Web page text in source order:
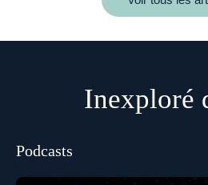
Inexploré
Podcasts